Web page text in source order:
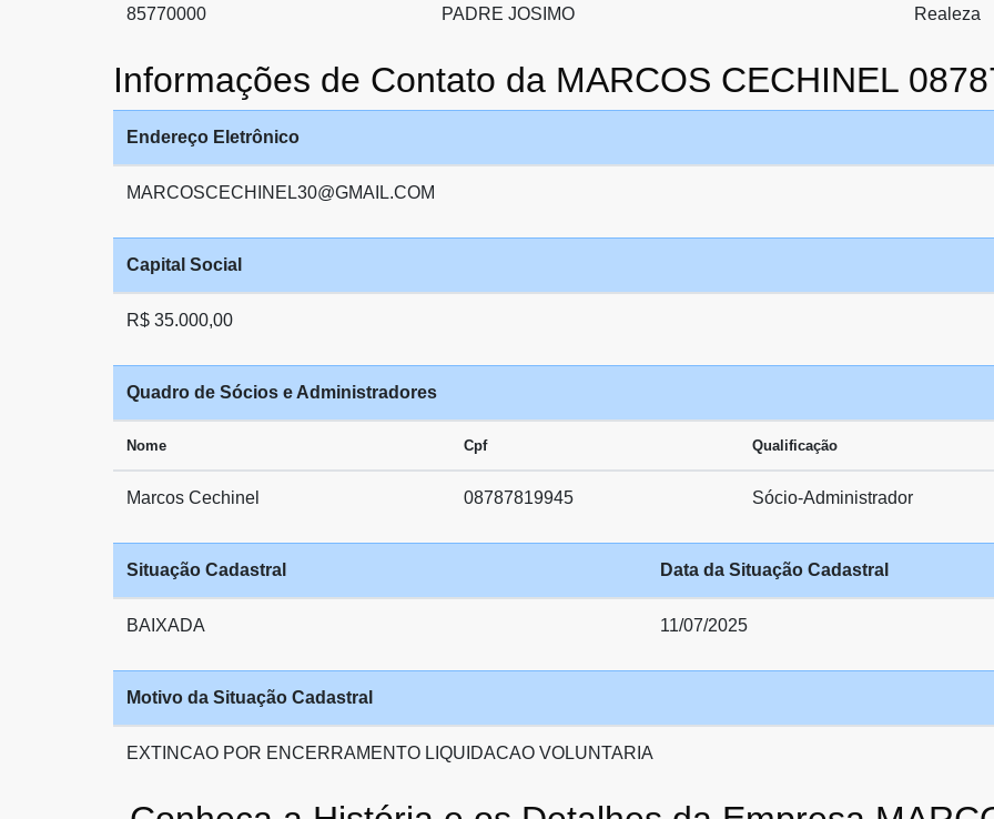
85770000 PADRE JOSIMO Realeza
Informações de Contato da MARCOS CECHINEL
Endereço Eletrônico
MARCOSCECHINEL30@GMAIL.COM
Capital Social
R$ 35.000,00
Quadro de Sócios e Administradores
Nome Cpf Qualificação
Marcos Cechinel 08787819945 Sócio-Administrador
Situação Cadastral Data da Situação Cadastral
BAIXADA 11/07/2025
Motivo da Situação Cadastral
EXTINCAO POR ENCERRAMENTO LIQUIDACAO VOLUNTARIA